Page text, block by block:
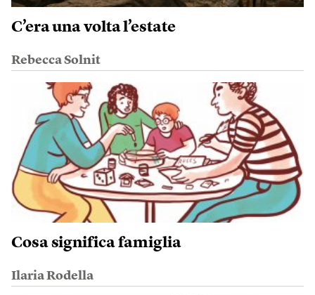
C’era una volta l’estate
Rebecca Solnit
Cosa significa famiglia
Ilaria Rodella